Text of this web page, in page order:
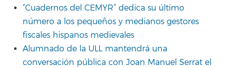
“Cuadernos del CEMYR” dedica su último
número a los pequeños y medianos gestores
fiscales hispanos medievales
Alumnado de la ULL mantendrá una
conversación pública con Joan Manuel Serrat el